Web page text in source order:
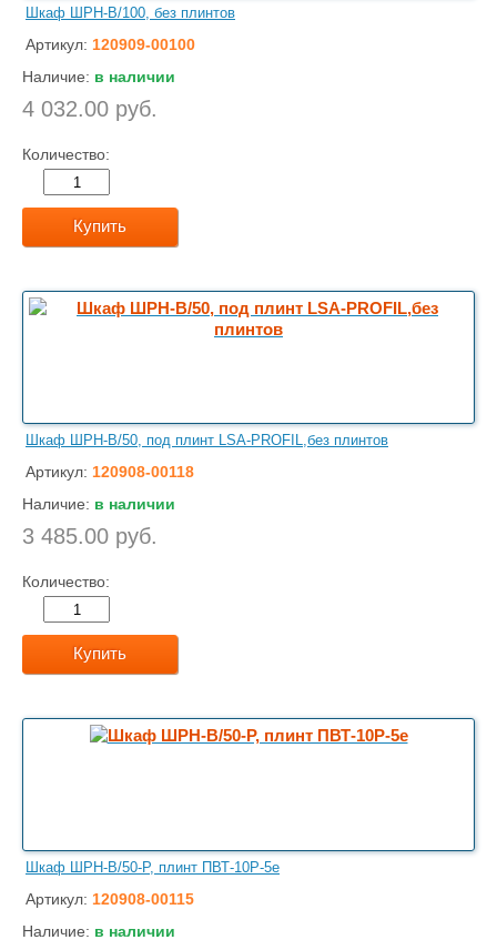
Шкаф ШРН-В/100, без плинтов
Артикул: 120909-00100
Наличие: в наличии
4 032.00 руб.
Количество:
Купить
Шкаф ШРН-В/50, под плинт LSA-PROFIL,без плинтов
Артикул: 120908-00118
Наличие: в наличии
3 485.00 руб.
Количество:
Купить
Шкаф ШРН-В/50-Р, плинт ПВТ-10Р-5е
Артикул: 120908-00115
Наличие: в наличии